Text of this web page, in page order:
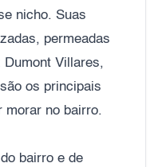
nicho. Suas
permeadas
Dumont Villares,
os principais
morar no bairro.
bairro e de